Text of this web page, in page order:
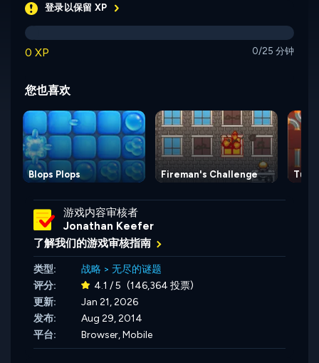
登录以保留 XP
0 XP 0/25 分钟
您也喜欢
Blops Plops Fireman's Challenge
游戏内容审核者
Jonathan Keefer
了解我们的游戏审核指南
类型: 战略 > 无尽的谜题
评分:
4.1 / 5 (146,364 投票)
更新:
Jan 21, 2026
发布:
Aug 29, 2014
平台:
Browser, Mobile